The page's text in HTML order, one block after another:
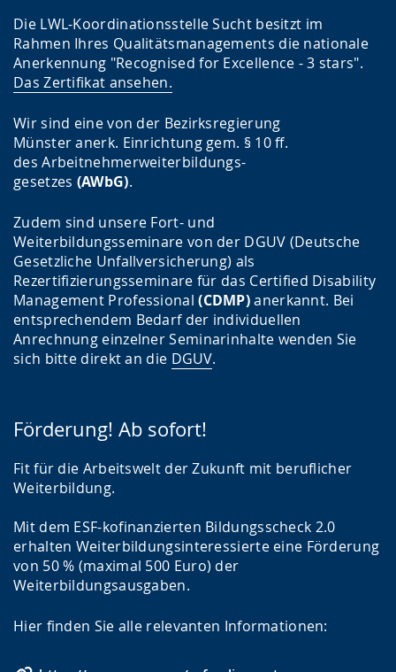
Die LWL-Koordinationsstelle Sucht besitzt im
Rahmen Ihres Qualitätsmanagements die nationale
Anerkennung "Recognised for Excellence - 3 stars".
Das Zertifikat ansehen.
Wir sind eine von der Bezirksregierung
Münster anerk. Einrichtung gem. § 10 ff.
des Arbeitnehmerweiterbildungs-
gesetzes (AWbG).
Zudem sind unsere Fort- und
Weiterbildungsseminare von der DGUV (Deutsche
Gesetzliche Unfallversicherung) als
Rezertifizierungsseminare für das Certified Disability
Management Professional (CDMP)anerkannt. Bei
entsprechendem Bedarf der individuellen
Anrechnung einzelner Seminarinhalte wenden Sie
sich bitte direkt an die DGUV.
Förderung! Ab sofort!
Fit für die Arbeitswelt der Zukunft mit beruflicher
Weiterbildung.
Mit dem ESF-kofinanzierten Bildungsscheck 2.0
erhalten Weiterbildungsinteressierte eine Förderung
von 50 % (maximal 500 Euro) der
Weiterbildungsausgaben.
Hier finden Sie alle relevanten Informationen: